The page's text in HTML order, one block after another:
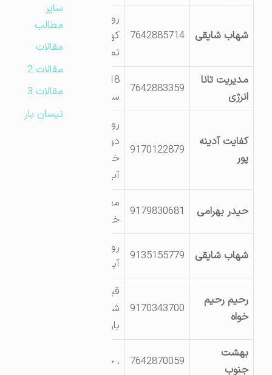
شهاب شایقی 7642885714
روبروی ایستگاه
کهنوج- جنب
نمایندگی سایپا
مدیریت تانا
انرژی
7642883359
18کیلومتری رودان به
سمت زیارتعلی
کفایت آدینه
9170122879
روستای خیرآباد-
دوراهی روستای
خیرآباد- پشت منبع
حیدر بهرامی 9179830681
معبر ماقبل آخر،
خیابان منجر
شهاب شایقی 9135155779
روستای آبنما- خیابان
آبنمای بالا
رحیم رحیم
9170343700
قیل از اداره راه و
شهرسازی- جنب ابوذر
بهشت
جنوب
7642870059 ، جنب مرغداری
مطالب
مقالات
مقالات 2
مقالات 3
نیسان بار